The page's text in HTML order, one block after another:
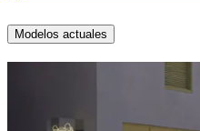
Modelos actuales